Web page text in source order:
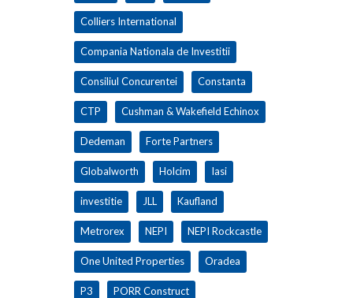
Colliers International
Compania Nationala de Investitii
Consiliul Concurentei Constanta
CTP Cushman & Wakefield Echinox
Dedeman Forte Partners
Globalworth Holcim Iasi
investitie JLL Kaufland
Metrorex NEPI NEPI Rockcastle
One United Properties Oradea
P3 PORR Construct